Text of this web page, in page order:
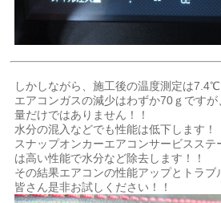
しかしながら、施工後の温度測定は
エアコンガスの減少はわずか70ｇです
量だけではありません！！
水分の混入などでも性能は低下します！
スナップオンカーエアコンサービスステ
は高い性能で水分など除去します！！
その結果エアコンの性能アップとトラ
皆さん是非お試しください！！